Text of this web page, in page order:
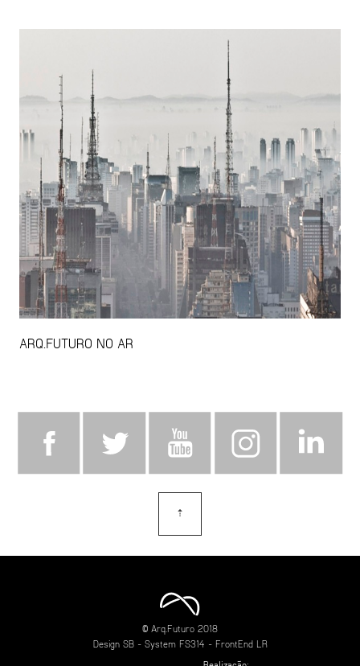
ARQ.FUTURO NO AR
⇡
© Arq.Futuro 2018
Design SB- System FS314 - FrontEnd LR